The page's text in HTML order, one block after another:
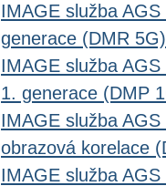
IMAGE služba
generace (DMR 5G)
IMAGE služba
1. generace (DMP
IMAGE služba
obrazová korelace
IMAGE služba